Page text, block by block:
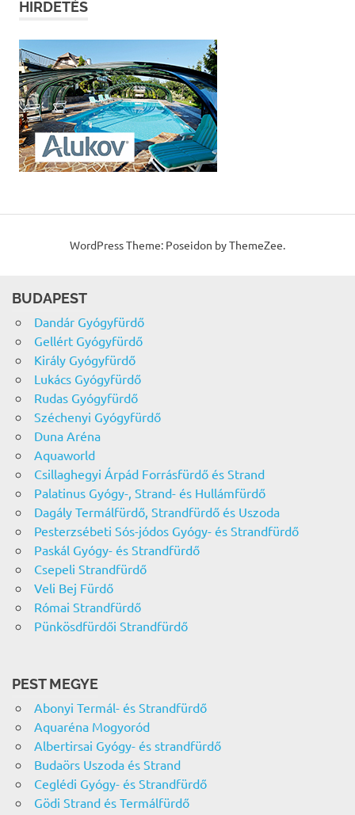
HIRDETÉS
WordPress Theme: Poseidon by ThemeZee.
BUDAPEST
Dandár Gyógyfürdő
Gellért Gyógyfürdő
Király Gyógyfürdő
Lukács Gyógyfürdő
Rudas Gyógyfürdő
Széchenyi Gyógyfürdő
Duna Aréna
Aquaworld
Csillaghegyi Árpád Forrásfürdő és Strand
Palatinus Gyógy-, Strand- és Hullámfürdő
Dagály Termálfürdő, Strandfürdő és Uszoda
Pesterzsébeti Sós-jódos Gyógy- és Strandfürdő
Paskál Gyógy- és Strandfürdő
Csepeli Strandfürdő
Veli Bej Fürdő
Római Strandfürdő
Pünkösdfürdői Strandfürdő
PEST MEGYE
Abonyi Termál- és Strandfürdő
Aquaréna Mogyoród
Albertirsai Gyógy- és strandfürdő
Budaörs Uszoda és Strand
Ceglédi Gyógy- és Strandfürdő
Gödi Strand és Termálfürdő